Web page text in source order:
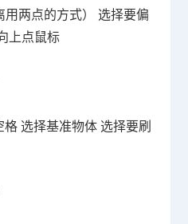
用两点的方式） 选择要偏
上点鼠标
格 选择基准物体 选择要刷